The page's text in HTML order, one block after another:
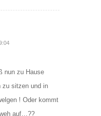
nun zu Hause
zu sitzen und in
! Oder kommt
auf…??